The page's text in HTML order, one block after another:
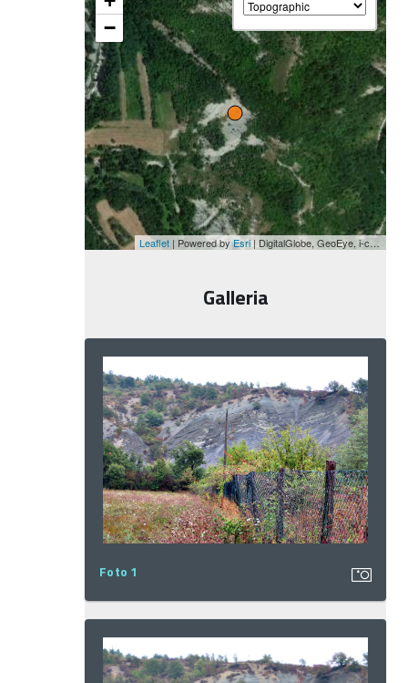
−
Leaflet| Powered byEsri| DigitalGlobe, GeoEye, i-cubed, USDA, USGS, AEX, Getmapping, Aerogrid, IGN, IGP, swisstopo, and the GIS User Community
Galleria
Foto 1